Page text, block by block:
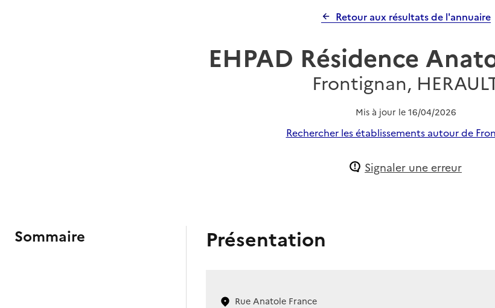
Retour aux résultats de l'annuaire
EHPAD Résidence
Frontignan,
Mis à jour le 16/04/2026
Rechercher les établissements autour de
Signaler une erreur
Sommaire Présentation
Rue Anatole France